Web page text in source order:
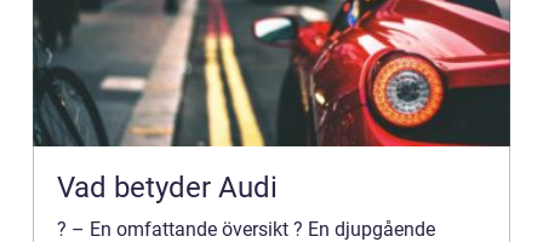
Vad betyder Audi
? – En omfattande översikt ? En djupgående